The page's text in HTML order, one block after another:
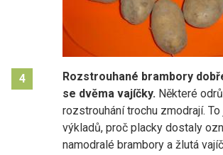
4
Rozstrouhané brambory
se dvěma vajíčky. Některé
rozstrouhání trochu zmodrají.
výkladů, proč placky dostaly
namodralé brambory a žlutá